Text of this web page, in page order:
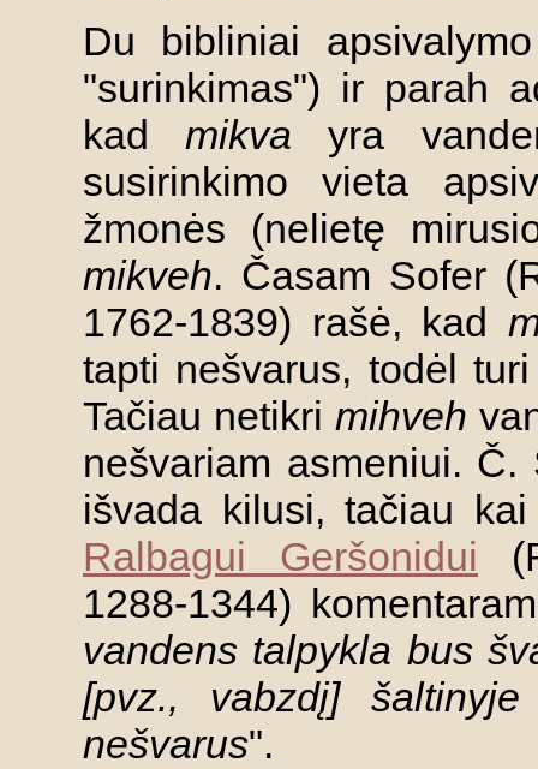
Du bibliniai
"surinkimas") ir parah
kadmikva yra
susirinkimo vieta
žmonės (nelietę
mikveh. Časam Sofer
1762-1839) rašė, kad
tapti nešvarus, todėl
Tačiau netikri mihveh
nešvariam asmeniui.
išvada kilusi, tačiau
Ralbagui Geršonidui
1288-1344)
vandens talpykla bus
[pvz., vabzdį]
nešvarus".